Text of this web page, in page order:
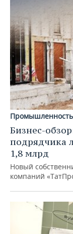
Промышленность
Бизнес-
подрядчика
1,8 млрд
Новый
компаний